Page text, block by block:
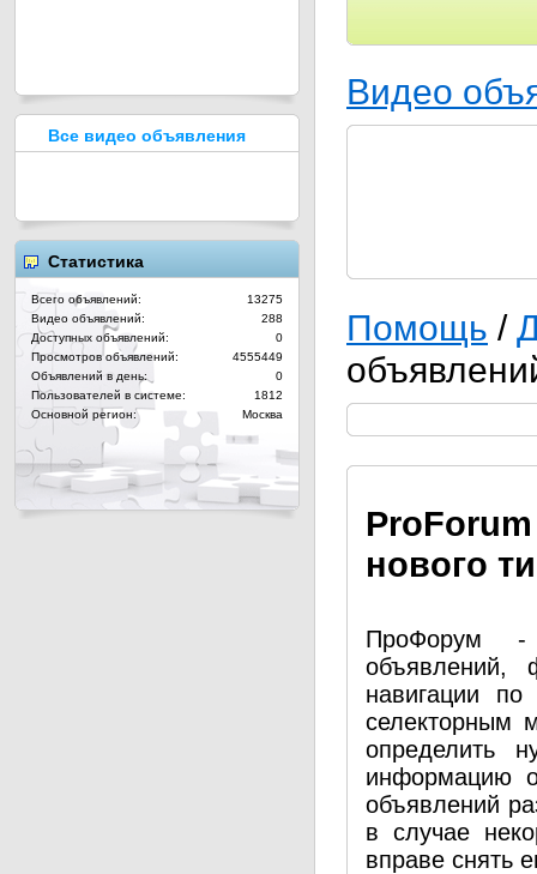
Видео
Помощь /
Pro
нового
ПроФорум -
объявлений,
навигации по
селекторным
определить
информацию
объявлений
в случае
вправе снять
Все видео объявления
Статистика
Всего объявлений:
13275
Видео объявлений:
288
Доступных объявлений:
0
Просмотров объявлений:
4555449
Объявлений в день:
0
Пользователей в системе:
1812
Основной регион:
Москва